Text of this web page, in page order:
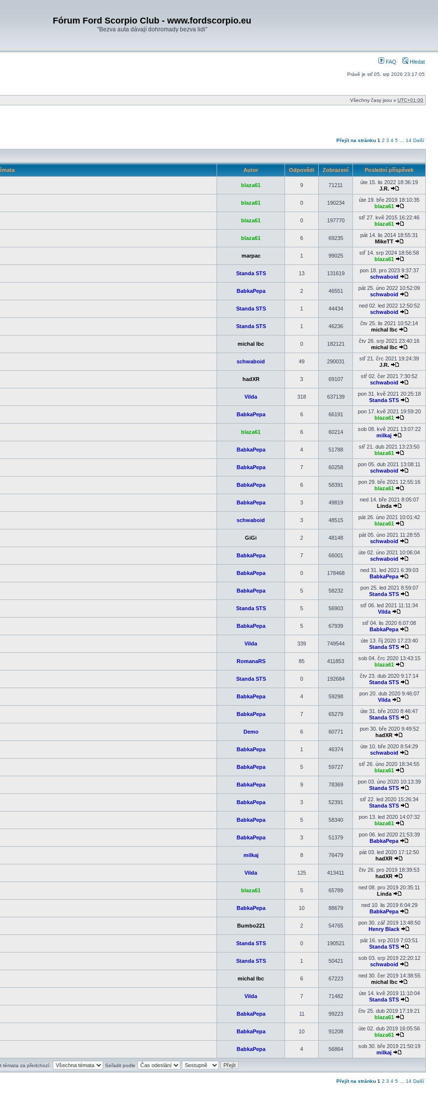
Fórum Ford Scorpio Club - www.fordscorpio.eu
"Bezva auta dávají dohromady bezva lidi"
FAQ Hledat
Právě je stř 05. srp 2026 23:17:05
Všechny časy jsou v UTC+01:00
Přejít na stránku 1 2 3 4 5 14 Další
Autor Odpovědi Zobrazení Poslední příspěvek
blaza61 9 71211
úte 15. lis 2022 18:36:19
J.R.
Zobrazit
poslední
příspěvek
blaza61 0 190234
úte 19. bře 2019 18:10:35
blaza61
Zobrazit
poslední
blaza61 0 197770
stř 27. kvě 2015 16:22:46
blaza61
Zobrazit
poslední
blaza61 6 69235
pát 14. lis 2014 18:55:31
MikeTT
Zobrazit
poslední
příspěvek
marpac 1 99025
stř 14. srp 2024 18:56:58
blaza61
Zobrazit
poslední
příspěvek
Standa STS 13 131619
pon 18. pro 2023 9:37:37
schwaboid
Zobrazit
poslední
BabkaPepa 2 46551
pát 25. úno 2022 10:52:09
schwaboid
Zobrazit
poslední
Standa STS 1 44434
ned 02. led 2022 12:50:52
schwaboid
Zobrazit
poslední
Standa STS 1 46236
čtv 25. lis 2021 10:52:14
michal lbc
Zobrazit
poslední
michal lbc 0 182121
čtv 26. srp 2021 23:40:16
michal lbc
Zobrazit
poslední
schwaboid 49 290031
stř 21. črc 2021 19:24:39
J.R.
Zobrazit
poslední
příspěvek
hadXR 3 69107
stř 02. čer 2021 7:30:52
schwaboid
Zobrazit
poslední
příspěvek
Vilda 318 637139
pon 31. kvě 2021 20:25:18
Standa STS
Zobrazit
poslední
BabkaPepa 6 66191
pon 17. kvě 2021 19:59:20
blaza61
Zobrazit
poslední
blaza61 6 60214
sob 08. kvě 2021 13:07:22
milkaj
Zobrazit
poslední
příspěvek
BabkaPepa 4 51788
stř 21. dub 2021 13:23:50
blaza61
Zobrazit
poslední
příspěvek
BabkaPepa 7 60258
pon 05. dub 2021 13:08:11
schwaboid
Zobrazit
poslední
BabkaPepa 6 58391
pon 29. bře 2021 12:55:16
blaza61
Zobrazit
poslední
BabkaPepa 3 49819
ned 14. bře 2021 8:05:07
Linda
Zobrazit
poslední
příspěvek
schwaboid 3 48515
pát 26. úno 2021 10:01:42
blaza61
Zobrazit
poslední
příspěvek
GiGi 2 48148
pát 05. úno 2021 11:28:55
schwaboid
Zobrazit
poslední
BabkaPepa 7 66001
úte 02. úno 2021 10:06:04
schwaboid
Zobrazit
poslední
BabkaPepa 0 178468
ned 31. led 2021 6:39:03
BabkaPepa
Zobrazit
poslední
BabkaPepa 5 58232
pon 25. led 2021 8:59:07
Standa STS
Zobrazit
poslední
Standa STS 5 56903
stř 06. led 2021 11:11:34
Vilda
Zobrazit
poslední
příspěvek
BabkaPepa 5 67939
stř 04. lis 2020 6:07:08
BabkaPepa
Zobrazit
poslední
Vilda 339 749544
úte 13. říj 2020 17:23:40
Standa STS
Zobrazit
poslední
RomanaRS 85 411853
sob 04. črc 2020 13:43:15
blaza61
Zobrazit
poslední
příspěvek
Standa STS 0 192684
čtv 23. dub 2020 9:17:14
Standa STS
Zobrazit
poslední
BabkaPepa 4 59298
pon 20. dub 2020 9:46:07
Vilda
Zobrazit
poslední
příspěvek
BabkaPepa 7 65279
úte 31. bře 2020 8:46:47
Standa STS
Zobrazit
poslední
Demo 6 60771
pon 30. bře 2020 9:49:52
hadXR
Zobrazit
poslední
příspěvek
BabkaPepa 1 46374
úte 10. bře 2020 8:54:29
schwaboid
Zobrazit
poslední
BabkaPepa 5 59727
stř 26. úno 2020 18:34:55
blaza61
Zobrazit
poslední
příspěvek
BabkaPepa 9 78369
pon 03. úno 2020 10:13:39
Standa STS
Zobrazit
poslední
BabkaPepa 3 52391
stř 22. led 2020 15:26:34
Standa STS
Zobrazit
poslední
BabkaPepa 5 58340
pon 13. led 2020 14:07:32
blaza61
Zobrazit
poslední
příspěvek
BabkaPepa 3 51379
pon 06. led 2020 21:53:39
BabkaPepa
Zobrazit
poslední
milkaj 8 76479
pát 03. led 2020 17:12:50
hadXR
Zobrazit
poslední
Vilda 125 413411
čtv 26. pro 2019 18:39:53
hadXR
Zobrazit
poslední
blaza61 5 65789
ned 08. pro 2019 20:35:11
Linda
Zobrazit
poslední
příspěvek
BabkaPepa 10 88679
ned 10. lis 2019 6:04:29
BabkaPepa
Zobrazit
poslední
příspěvek
Bumbo221 2 54765
pon 30. zář 2019 13:48:50
Henry Black
Zobrazit
poslední
Standa STS 0 190521
pát 16. srp 2019 7:03:51
Standa STS
Zobrazit
poslední
Standa STS 1 50421
sob 03. srp 2019 22:20:12
schwaboid
Zobrazit
poslední
michal lbc 6 67223
ned 30. čer 2019 14:38:55
michal lbc
Zobrazit
poslední
příspěvek
Vilda 7 71482
úte 14. kvě 2019 11:10:04
Standa STS
Zobrazit
poslední
BabkaPepa 11 99223
čtv 25. dub 2019 17:19:21
blaza61
Zobrazit
poslední
BabkaPepa 10 91208
úte 02. dub 2019 16:05:56
blaza61
Zobrazit
poslední
BabkaPepa 4 56864
sob 30. bře 2019 21:50:19
milkaj
Zobrazit
témata za předchozí: Seřadit podle
Přejít na stránku 1 2 3 4 5 14 Další